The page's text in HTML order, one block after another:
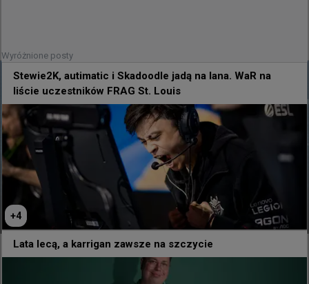
CS wraca na pokład lotniskowca!
Wyjątkowy turniej akademicki w Brazylii
Counter-Strike 2 ponownie zagości na pokładzie
brazylijskiego lotniskowca. Organizacja FERJEE
Wyróżnione posty
Stewie2K, autimatic i Skadoodle jadą na lana. WaR na
liście uczestników FRAG St. Louis
+4
Lata lecą, a karrigan zawsze na szczycie